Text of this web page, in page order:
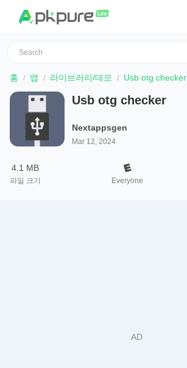
홈 앱 라이브러리/데모 Usb otg checker
Usb otg checker
Nextappsgen
Mar 12, 2024
4.1 MB
파일 크기 Everyone